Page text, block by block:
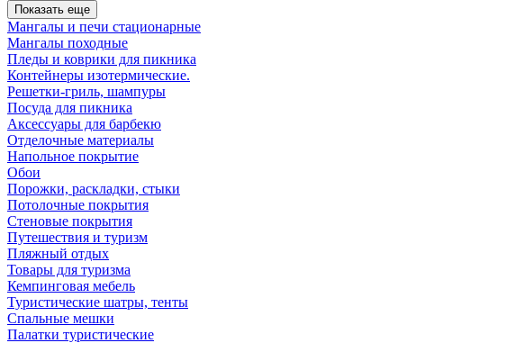
Показать еще
Мангалы и печи стационарные
Мангалы походные
Пледы и коврики для пикника
Контейнеры изотермические.
Решетки-гриль, шампуры
Посуда для пикника
Аксессуары для барбекю
Отделочные материалы
Напольное покрытие
Обои
Порожки, раскладки, стыки
Потолочные покрытия
Стеновые покрытия
Путешествия и туризм
Пляжный отдых
Товары для туризма
Кемпинговая мебель
Туристические шатры, тенты
Спальные мешки
Палатки туристические